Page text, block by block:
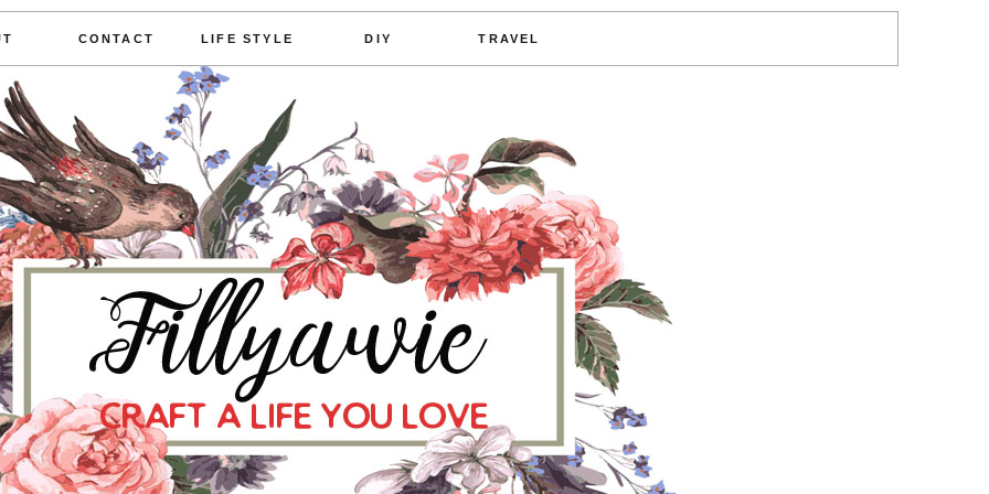
CONTACT LIFE STYLE DIY TRAVEL